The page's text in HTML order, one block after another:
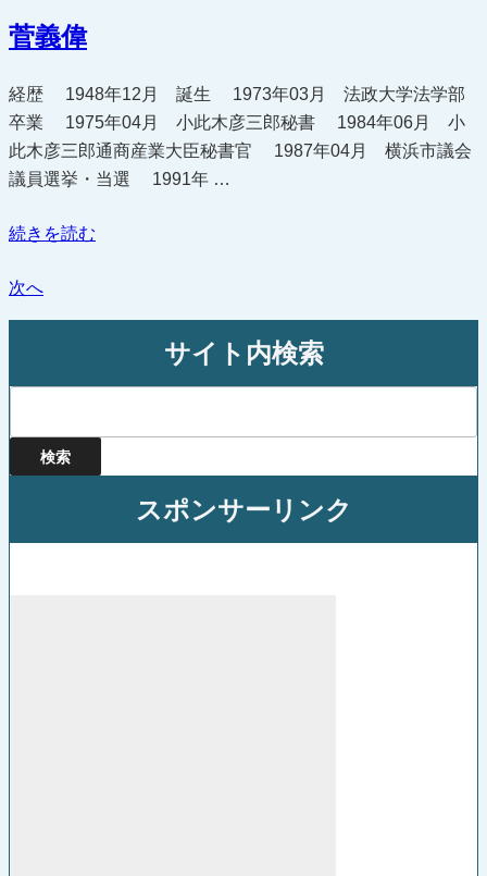
成”
の
菅義偉
経歴 1948年12月 誕生 1973年03月 法政大学法学部
卒業 1975年04月 小此木彦三郎秘書 1984年06月 小
此木彦三郎通商産業大臣秘書官 1987年04月 横浜市議会
議員選挙・当選 1991年 …
“菅
偉”
の
続きを読む
次へ
サイト内検索
スポンサーリンク